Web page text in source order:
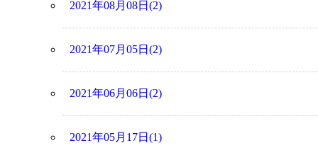
2021年08月08日(2)
2021年07月05日(2)
2021年06月06日(2)
2021年05月17日(1)